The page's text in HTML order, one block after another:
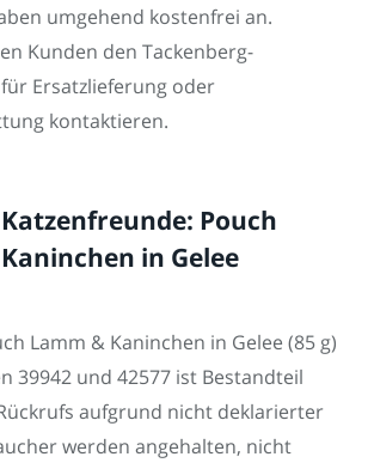
umgehend kostenfrei an.
Kunden den Tackenberg-
Ersatzlieferung oder
kontaktieren.
Pouch
in Gelee
Lamm & Kaninchen in Gelee (85 g)
39942 und 42577 ist Bestandteil
aufgrund nicht deklarierter
werden angehalten, nicht